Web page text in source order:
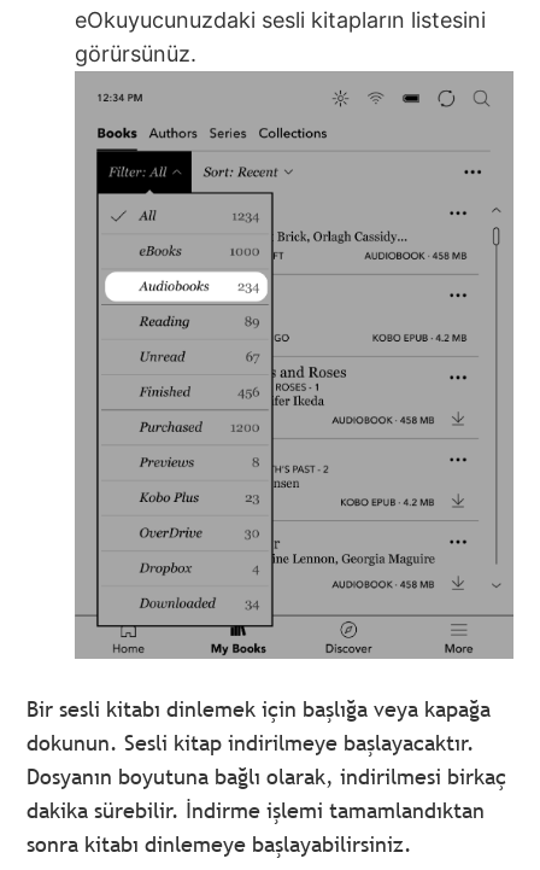
eOkuyucunuzdaki sesli kitapların listesini
görürsünüz.
Bir sesli kitabı dinlemek için başlığa veya kapağa
dokunun. Sesli kitap indirilmeye başlayacaktır.
Dosyanın boyutuna bağlı olarak, indirilmesi birkaç
dakika sürebilir. İndirme işlemi tamamlandıktan
sonra kitabı dinlemeye başlayabilirsiniz.